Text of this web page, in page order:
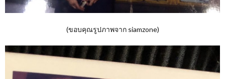
(ขอบคุณรูปภาพจาก siamzone)